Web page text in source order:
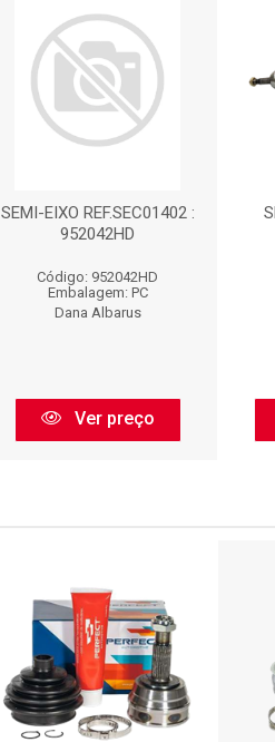
SEMI-EIXO REF.SEC01402 :
952042HD
Código: 952042HD
Embalagem: PC
Dana Albarus
Ver preço